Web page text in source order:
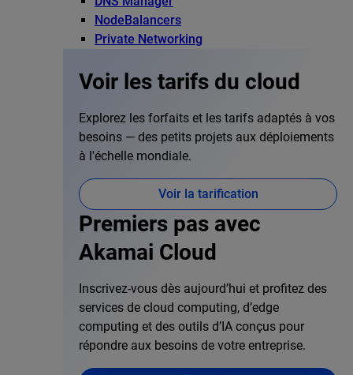
NodeBalancers
Private Networking
Voir les tarifs du cloud
Explorez les forfaits et les tarifs adaptés à vos
besoins — des petits projets aux déploiements
à l'échelle mondiale.
Voir la tarification
Premiers pas avec
Akamai Cloud
Inscrivez-vous dès aujourd’hui et profitez des
services de cloud computing, d’edge
computing et des outils d’IA conçus pour
répondre aux besoins de votre entreprise.